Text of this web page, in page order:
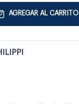
AGREGAR AL CARRITO